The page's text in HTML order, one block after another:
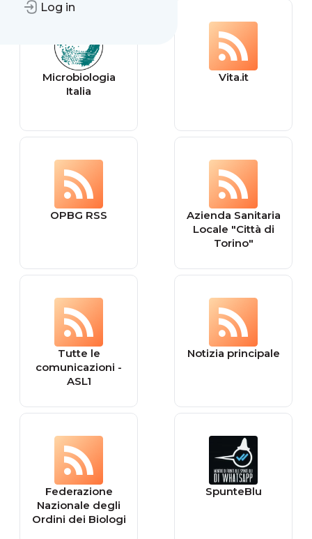
Log in
Microbiologia
Italia
Vita.it
OPBG RSS
Azienda Sanitaria
Locale "Città di
Torino"
Tutte le
comunicazioni -
ASL1
Notizia principale
Federazione
Nazionale degli
Ordini dei Biologi
SpunteBlu